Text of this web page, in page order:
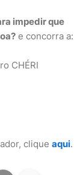
impedir que
e concorra a:
CHÉRI
clique aqui.